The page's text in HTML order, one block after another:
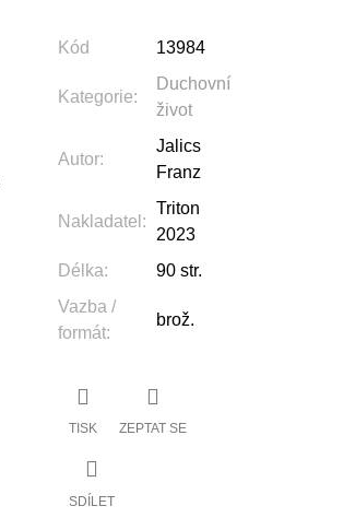
Kód 13984
Kategorie:
Duchovní
život
Autor:
Jalics
Franz
Nakladatel :
Triton
2023
Délka:
90 str.
Vazba /
formát:
brož.
TISK ZEPTAT SE
SDÍLET